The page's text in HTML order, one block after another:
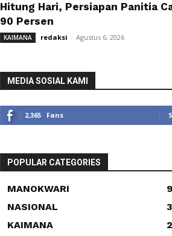
Hitung Hari, Persiapan Panitia
90 Persen
KAIMANA redaksi - Agustus 6, 2026
MEDIA SOSIAL KAMI
2,365 Fans
POPULAR CATEGORIES
MANOKWARI
NASIONAL
KAIMANA